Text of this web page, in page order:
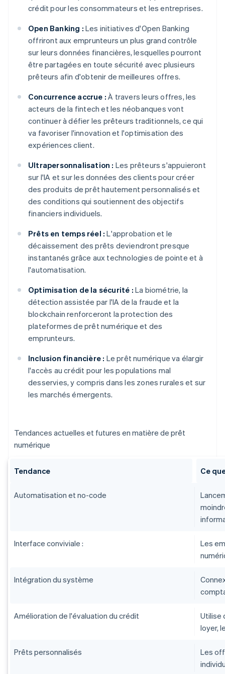
crédit pour les consommateurs et les entreprises.
Open Banking : Les initiatives d'Open Banking
offriront aux emprunteurs un plus grand contrôle
sur leurs données financières, lesquelles pourront
être partagées en toute sécurité avec plusieurs
prêteurs afin d'obtenir de meilleures offres.
Concurrence accrue : À travers leurs offres, les
acteurs de la fintech et les néobanques vont
continuer à défier les prêteurs traditionnels, ce qui
va favoriser l'innovation et l'optimisation des
expériences client.
Ultrapersonnalisation : Les prêteurs s'appuieront
sur l'IA et sur les données des clients pour créer
des produits de prêt hautement personnalisés et
des conditions qui soutiennent des objectifs
financiers individuels.
Prêts en temps réel : L'approbation et le
décaissement des prêts deviendront presque
instantanés grâce aux technologies de pointe et à
l'automatisation.
Optimisation de la sécurité : La biométrie, la
détection assistée par l'IA de la fraude et la
blockchain renforceront la protection des
plateformes de prêt numérique et des
emprunteurs.
Inclusion financière : Le prêt numérique va élargir
l'accès au crédit pour les populations mal
desservies, y compris dans les zones rurales et sur
les marchés émergents.
Tendances actuelles et futures en matière de prêt
numérique
Tendance Ce
Automatisation et no-code
Interface conviviale :
Les
Intégration du système
Amélioration de l'évaluation du crédit
Utilise
loyer,
Prêts personnalisés
Les